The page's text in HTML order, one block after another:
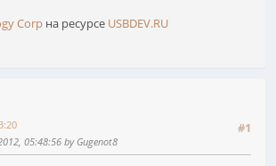
Corp на ресурсе USBDEV.RU
#1
05:48:56 by Gugenot8